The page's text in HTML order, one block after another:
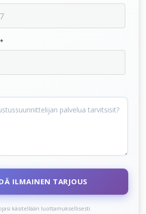
ILMAINEN TARJOUS
käsitellään luottamuksellisesti